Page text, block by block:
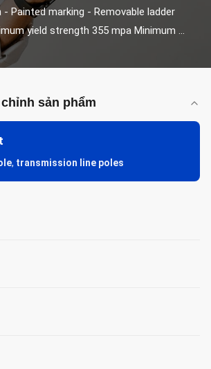
Painted marking - Removable ladder
yield strength 355 mpa Minimum ...
sản phẩm
, transmission line poles